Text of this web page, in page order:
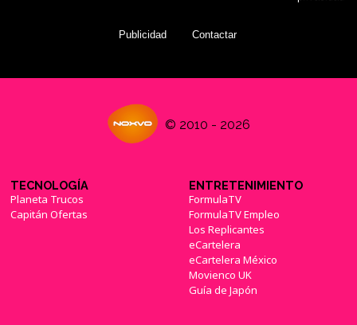
Publicidad Contactar
© 2010 - 2026
TECNOLOGÍA
Planeta Trucos
Capitán Ofertas
ENTRETENIMIENTO
FormulaTV
FormulaTV Empleo
Los Replicantes
eCartelera
eCartelera México
Movienco UK
Guía de Japón